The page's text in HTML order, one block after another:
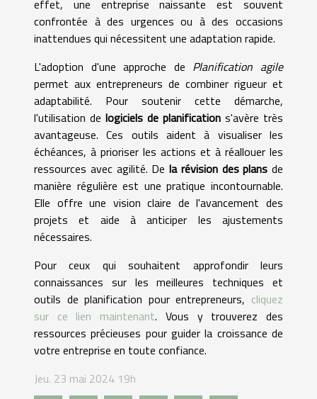
effet, une entreprise naissante est souvent
confrontée à des urgences ou à des occasions
inattendues qui nécessitent une adaptation rapide.
L'adoption d'une approche de Planification agile
permet aux entrepreneurs de combiner rigueur et
adaptabilité. Pour soutenir cette démarche,
l'utilisation de logiciels de planification s'avère très
avantageuse. Ces outils aident à visualiser les
échéances, à prioriser les actions et à réallouer les
ressources avec agilité. De la révision des plans de
manière régulière est une pratique incontournable.
Elle offre une vision claire de l'avancement des
projets et aide à anticiper les ajustements
nécessaires.
Pour ceux qui souhaitent approfondir leurs
connaissances sur les meilleures techniques et
outils de planification pour entrepreneurs, cliquez
sur ce lien maintenant. Vous y trouverez des
ressources précieuses pour guider la croissance de
votre entreprise en toute confiance.
Jeu. 23 mai 2024 19h